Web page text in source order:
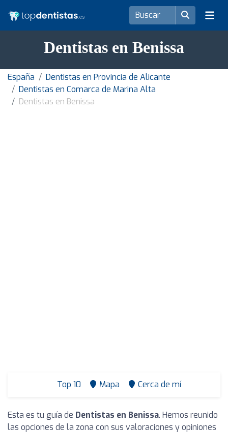
Dentistas en Benissa
España
Dentistas en Provincia de Alicante
Dentistas en Comarca de Marina Alta
Dentistas en Benissa
Top 10 Mapa Cerca de mí
Esta es tu guía de Dentistas en Benissa. Hemos reunido
las opciones de la zona con sus valoraciones y opiniones